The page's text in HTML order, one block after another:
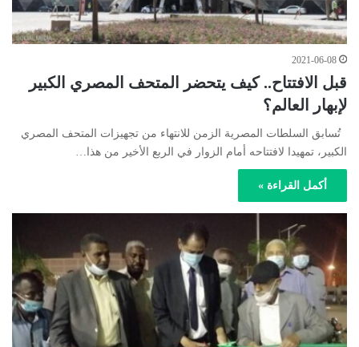
2021-06-08
قبل الافتتاح.. كيف يتحضر المتحف المصري الكبير
لإبهار العالم؟
تُسابق السلطات المصرية الزمن للانتهاء من تجهيزات المتحف المصري
الكبير، تمهيدا لافتتاحه أمام الزوار في الربع الأخير من هذا…
أكمل القراءة »